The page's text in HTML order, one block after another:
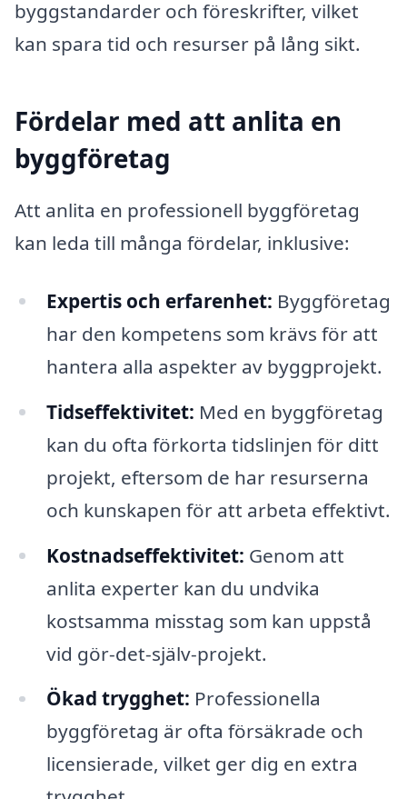
byggstandarder och föreskrifter, vilket
kan spara tid och resurser på lång sikt.
Fördelar med att anlita en
byggföretag
Att anlita en professionell byggföretag
kan leda till många fördelar, inklusive:
Expertis och erfarenhet: Byggföretag
har den kompetens som krävs för att
hantera alla aspekter av byggprojekt.
Tidseffektivitet: Med en byggföretag
kan du ofta förkorta tidslinjen för ditt
projekt, eftersom de har resurserna
och kunskapen för att arbeta effektivt.
Kostnadseffektivitet: Genom att
anlita experter kan du undvika
kostsamma misstag som kan uppstå
vid gör-det-själv-projekt.
Ökad trygghet: Professionella
byggföretag är ofta försäkrade och
licensierade, vilket ger dig en extra